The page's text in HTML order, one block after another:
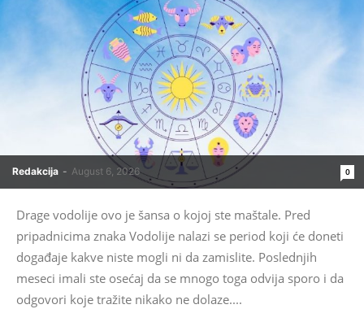
Redakcija - August 6, 2026 0
Drage vodolije ovo je šansa o kojoj ste maštale. Pred
pripadnicima znaka Vodolije nalazi se period koji će doneti
događaje kakve niste mogli ni da zamislite. Poslednjih
meseci imali ste osećaj da se mnogo toga odvija sporo i da
odgovori koje tražite nikako ne dolaze....